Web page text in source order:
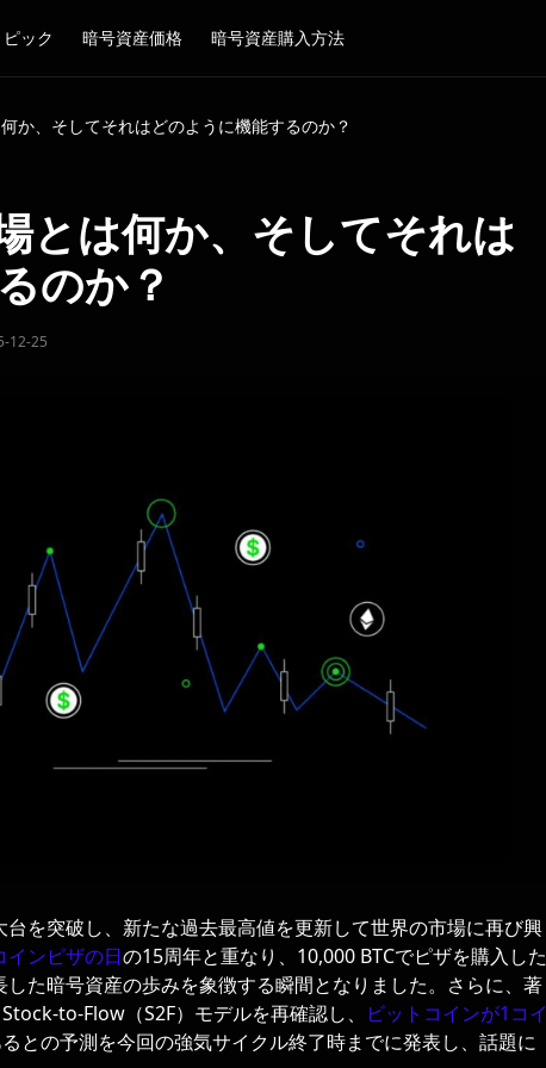
ピック 暗号資産価格 暗号資産購入方法
か、そしてそれはどのように機能するのか？
とは何か、そしてそれは
のか？
12-25
台を突破し、新たな過去最高値を更新して世界の市場に再び興
インピザの日の15周年と重なり、10,000 BTCでピザを購入した
た暗号資産の歩みを象徴する瞬間となりました。さらに、著
to-Flow（S2F）モデルを再確認し、
ビットコインが1コイ
との予測を今回の強気サイクル終了時までに発表し、話題に